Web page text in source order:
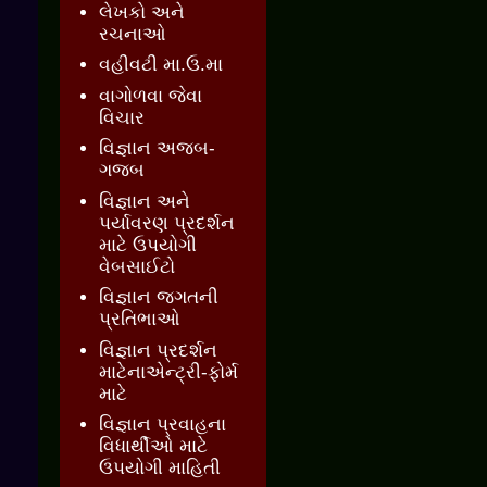
લેખકો અને
રચનાઓ
વહીવટી મા.ઉ.મા
વાગોળવા જેવા
વિચાર
વિજ્ઞાન અજબ-
ગજબ
વિજ્ઞાન અને
પર્યાવરણ પ્રદર્શન
માટે ઉપયોગી
વેબસાઈટો
વિજ્ઞાન જગતની
પ્રતિભાઓ
વિજ્ઞાન પ્રદર્શન
માટેનાએન્ટ્રી-ફોર્મ
માટે
વિજ્ઞાન પ્રવાહના
વિધાર્થીઓ માટે
ઉપયોગી માહિતી